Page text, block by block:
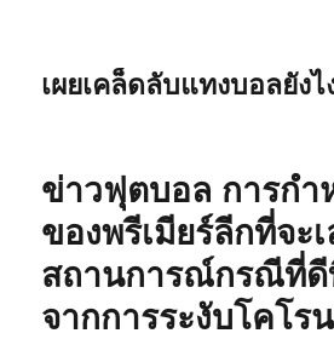
เผยเคล็ดลับแทงบอลยังไ
ข่าวฟุตบอล การกำ
ของพรีเมียร์ลีกที่จะ
สถานการณ์กรณีที่ดี
จากการระงับโคโร